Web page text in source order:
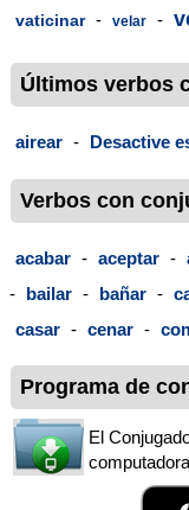
vaticinar - velar -
Últimos verbos
airear - Desactive
Verbos con
acabar - aceptar -
- bailar - bañar -
casar - cenar -
Programa de
El